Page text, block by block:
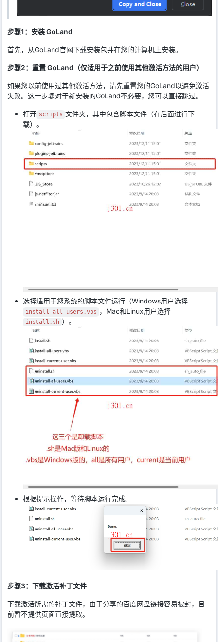
步骤1：安装 GoLand
首先，从GoLand官网下载安装包并在您的计算机上安装。
步骤2：重置 GoLand（仅适用于之前使用其他激活方法的用户）
如果您以前使用过其他激活方法，请先重置您的GoLand以避免激活
失败。这一步骤对于新安装的GoLand不必要，您可以直接跳过。
打开 scripts 文件夹，其中包含脚本文件（在后面进行下
载）。
选择适用于您系统的脚本文件运行（Windows用户选择
install-all-users.vbs ，Mac和Linux用户选择
install.sh ）。
根据提示操作，等待脚本运行完成。
步骤3：下载激活补丁文件
下载激活所需的补丁文件，由于分享的百度网盘链接容易被封，目
前暂不提供页面直接提取。